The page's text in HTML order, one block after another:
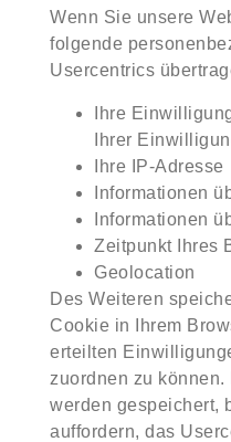
Wenn Sie unsere
folgende
Usercentrics
Ihre
Ihrer
Ihre IP-Adresse
Informationen
Informationen
Zeitpunkt Ihres
Geolocation
Des Weiteren
Cookie in Ihrem
erteilten
zuordnen zu
werden gespeichert,
auffordern, das